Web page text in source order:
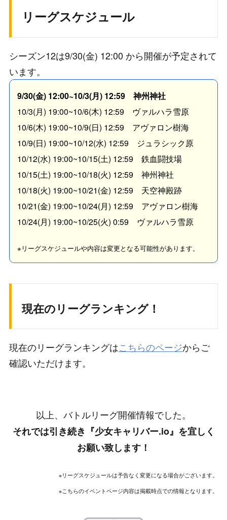
リーグスケジュール
シーズン12は9/30(金) 12:00 から開催が予定されて
います。
9/30(金) 12:00~10/3(月) 12:59 神州神社
10/3(月) 19:00~10/6(木) 12:59 ヴァルハラ雪原
10/6(木) 19:00~10/9(日) 12:59 アヴァロン樹海
10/9(日) 19:00~10/12(水) 12:59 ジュラシック原
10/12(水) 19:00~10/15(土) 12:59 鉄血闘技場
10/15(土) 19:00~10/18(火) 12:59 神州神社
10/18(火) 19:00~10/21(金) 12:59 天空神殿跡
10/21(金) 19:00~10/24(月) 12:59 アヴァロン樹海
10/24(月) 19:00~10/25(火) 0:59 ヴァルハラ雪原
※リーグスケジュールや内容は変更となる可能性があります。
現在のリーグランキング！
現在のリーグランキングはこちらのページからご
確認いただけます。
以上、バトルリーグ開催情報でした。
それでは引き続き『少女キャリバー.io』を宜しく
お願い致します！
※リーグスケジュールは予告なく変更になる場合がございます。
※こちらのイベントページ内容は掲載時点での情報となります。